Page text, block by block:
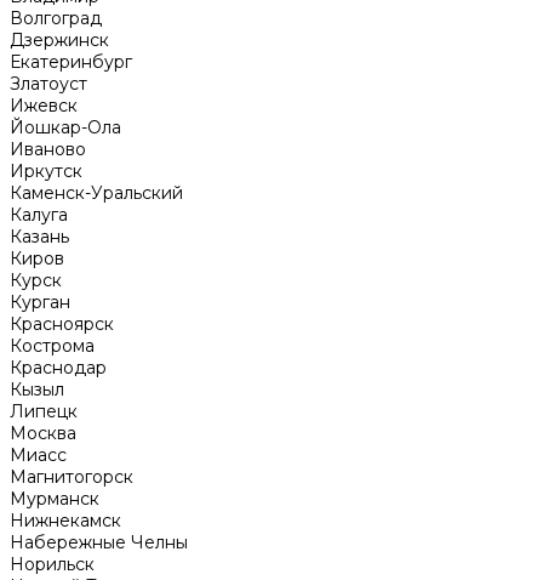
Волгоград
Дзержинск
Екатеринбург
Златоуст
Ижевск
Йошкар-Ола
Иваново
Иркутск
Каменск-Уральский
Калуга
Казань
Киров
Курск
Курган
Красноярск
Кострома
Краснодар
Кызыл
Липецк
Москва
Миасс
Магнитогорск
Мурманск
Нижнекамск
Набережные Челны
Норильск